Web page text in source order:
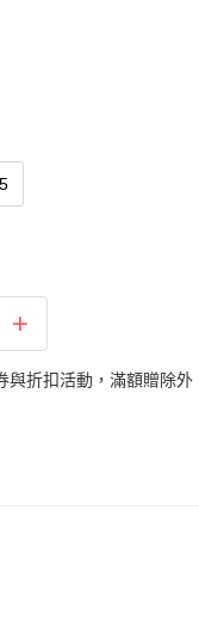
與折扣活動，滿額贈除外